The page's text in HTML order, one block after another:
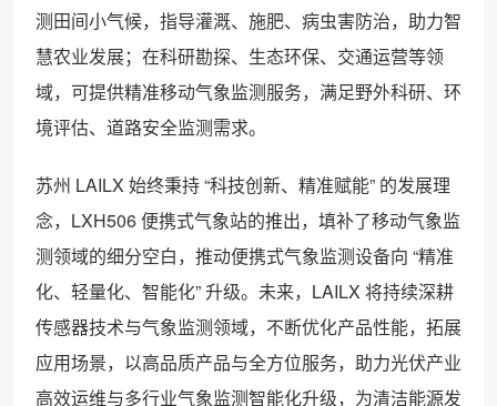
测田间小气候，指导灌溉、施肥、病虫害防治，助力智
慧农业发展；在科研勘探、生态环保、交通运营等领
域，可提供精准移动气象监测服务，满足野外科研、环
境评估、道路安全监测需求。
苏州 LAILX 始终秉持 “科技创新、精准赋能” 的发展理
念，LXH506 便携式气象站的推出，填补了移动气象监
测领域的细分空白，推动便携式气象监测设备向 “精准
化、轻量化、智能化” 升级。未来，LAILX 将持续深耕
传感器技术与气象监测领域，不断优化产品性能，拓展
应用场景，以高品质产品与全方位服务，助力光伏产业
高效运维与多行业气象监测智能化升级，为清洁能源发